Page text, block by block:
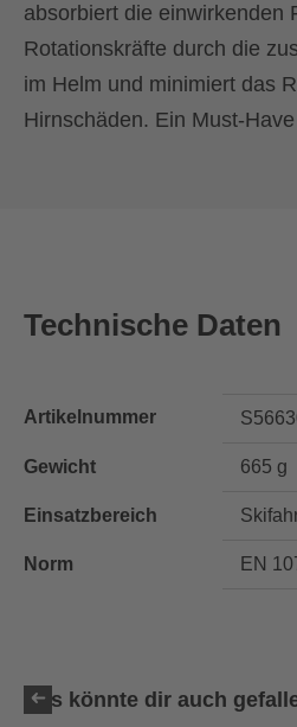
absorbiert die einwirkenden
Rotationskräfte durch die
im Helm und minimiert das
Hirnschäden. Ein Must-
Technische Daten
Artikelnummer
Gewicht 665 g
Einsatzbereich
Norm EN
Das könnte dir auch